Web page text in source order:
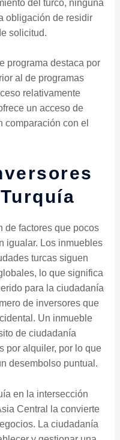
del turco, ninguna
obligación de residir
solicitud.
programa destaca por
al de programas
relativamente
un acceso de
comparación con el
de factores que pocos
igualar. Los inmuebles
turcas siguen
lo que significa
para la ciudadanía
de inversores que
Un inmueble
de ciudadanía
por alquiler, por lo que
desembolso puntual.
en la intersección
Central la convierte
La ciudadanía